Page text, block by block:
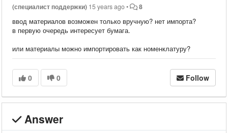
(специалист поддержки) 15 years ago• 8
ввод материалов возможен только вручную? нет импорта?
в первую очередь интересует бумага.
или материалы можно импортировать как номенклатуру?
0 0 Follow
Answer